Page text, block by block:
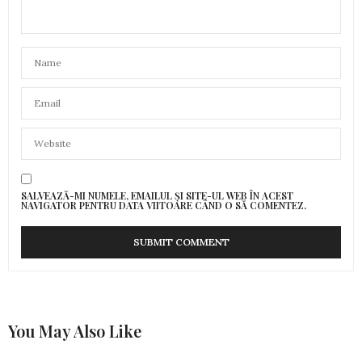
SALVEAZĂ-MI NUMELE, EMAILUL ȘI SITE-UL WEB ÎN ACEST
NAVIGATOR PENTRU DATA VIITOARE CÂND O SĂ COMENTEZ.
You May Also Like